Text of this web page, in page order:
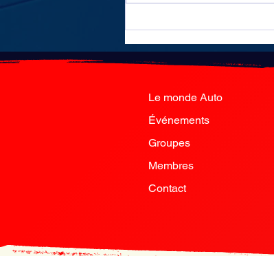
Chine : des panneaux
humains pour
les risques des
Le monde Auto
Événements
Groupes
Membres
Contact